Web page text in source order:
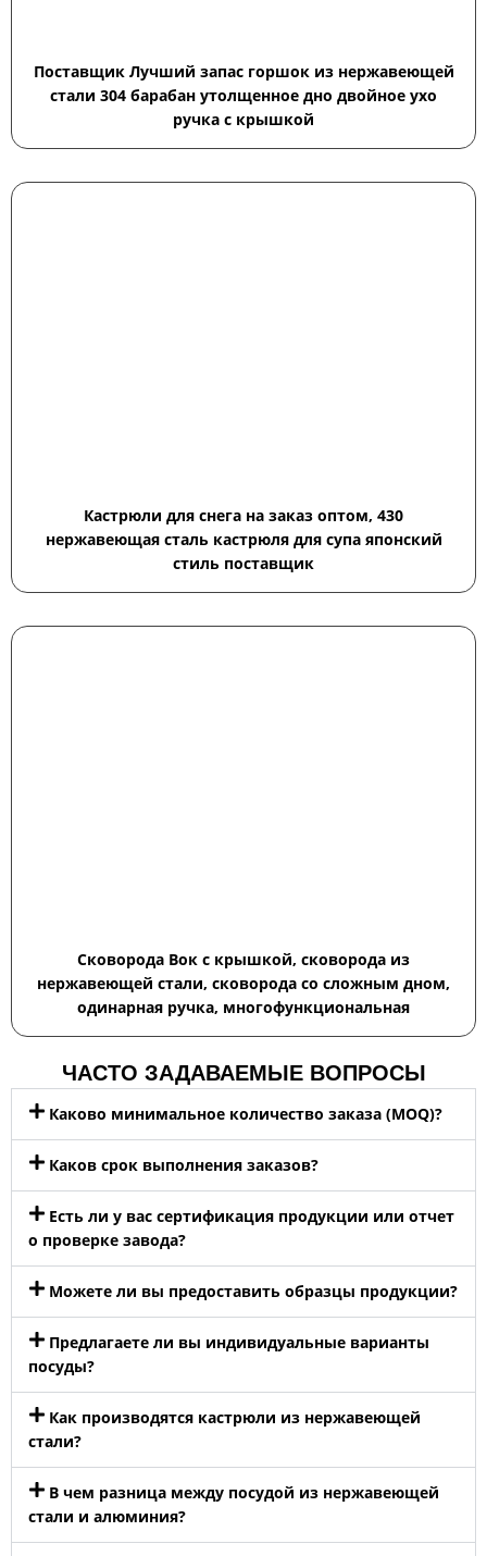
Поставщик Лучший запас горшок из нержавеющей
стали 304 барабан утолщенное дно двойное ухо
ручка с крышкой
Кастрюли для снега на заказ оптом, 430
нержавеющая сталь кастрюля для супа японский
стиль поставщик
Сковорода Вок с крышкой, сковорода из
нержавеющей стали, сковорода со сложным дном,
одинарная ручка, многофункциональная
ЧАСТО ЗАДАВАЕМЫЕ ВОПРОСЫ
Каково минимальное количество заказа (MOQ)?
Каков срок выполнения заказов?
Есть ли у вас сертификация продукции или отчет
о проверке завода?
Можете ли вы предоставить образцы продукции?
Предлагаете ли вы индивидуальные варианты
посуды?
Как производятся кастрюли из нержавеющей
стали?
В чем разница между посудой из нержавеющей
стали и алюминия?